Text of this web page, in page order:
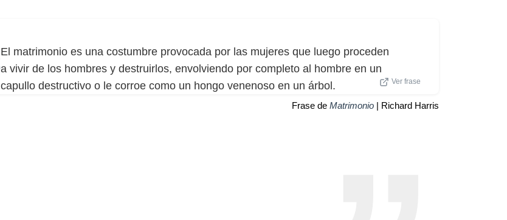
El matrimonio es una costumbre provocada por las mujeres que luego proceden
a vivir de los hombres y destruirlos, envolviendo por completo al hombre en un
capullo destructivo o le corroe como un hongo venenoso en un árbol.
Ver frase
Frase de Matrimonio | Richard Harris